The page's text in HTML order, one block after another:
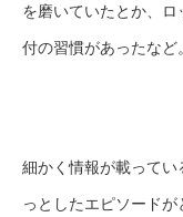
を磨いていたとか、
付の習慣があったなど。
細かく情報が載ってい
っとしたエピソード